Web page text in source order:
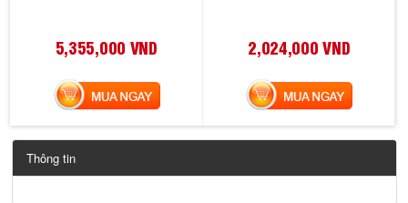
5,355,000 VND
MUA NGAY
2,024,000 VND
MUA NGAY
Thông tin